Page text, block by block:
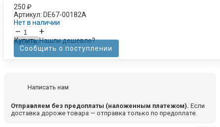
250 ₽
Артикул: DE67-00182A
Нет в наличии
– +
Купить Нашли дешевле?
Сообщить о поступлении
Написать нам
Отправляем без предоплаты (наложенным платежом). Если
доставка дороже товара — отправка только по предоплате.